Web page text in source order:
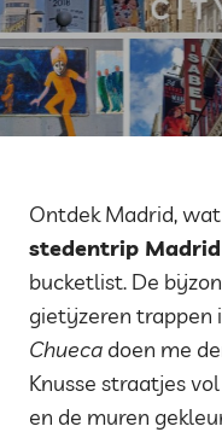
Ontdek Madrid,
stedentrip Madrid
bucketlist. De
gietijzeren trappen
Chueca doen me
Knusse straatjes
en de muren